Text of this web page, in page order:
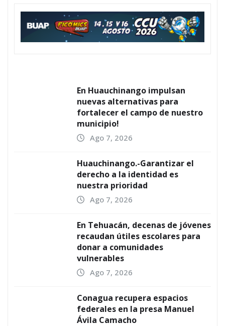
En Huauchinango impulsan
nuevas alternativas para
fortalecer el campo de nuestro
municipio!
Ago 7, 2026
Huauchinango.-Garantizar el
derecho a la identidad es
nuestra prioridad
Ago 7, 2026
En Tehuacán, decenas de jóvenes
recaudan útiles escolares para
donar a comunidades
vulnerables
Ago 7, 2026
Conagua recupera espacios
federales en la presa Manuel
Ávila Camacho